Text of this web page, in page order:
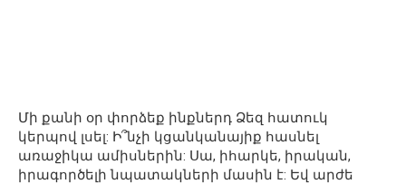
Մի քանի օր փորձեք ինքներդ Ձեզ հատուկ
կերպով լսել: Ի՞նչի կցանկանայիք հասնել
առաջիկա ամիսներին: Սա, իհարկե, իրական,
իրագործելի նպատակների մասին է: Եվ արժե